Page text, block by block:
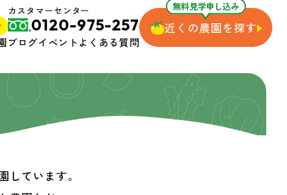
カスタマーセンター
0120-975-257
ブログイベントよくある質問
無料見学申し込み
近くの農園を探す
ています。